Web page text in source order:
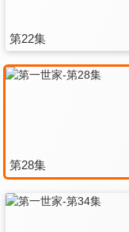
第22集
第28集